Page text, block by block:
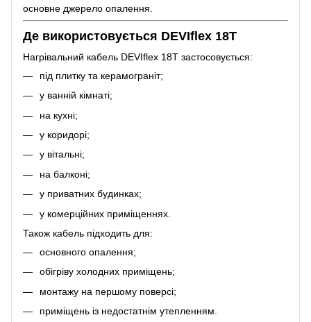
основне джерело опалення.
Де використовується DEVIflex 18T
Нагрівальний кабель DEVIflex 18T застосовується:
під плитку та керамограніт;
у ванній кімнаті;
на кухні;
у коридорі;
у вітальні;
на балконі;
у приватних будинках;
у комерційних приміщеннях.
Також кабель підходить для:
основного опалення;
обігріву холодних приміщень;
монтажу на першому поверсі;
приміщень із недостатнім утепленням.